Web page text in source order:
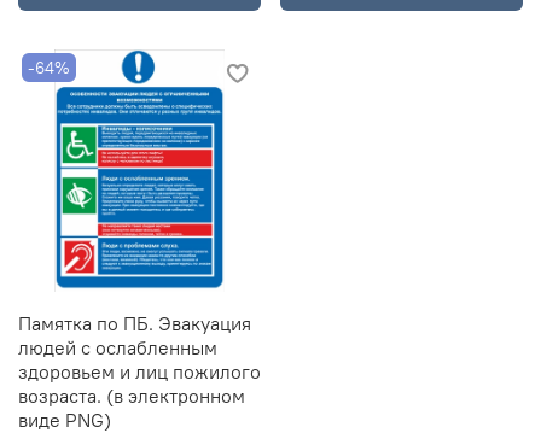
-64%
Памятка по ПБ. Эвакуация
людей с ослабленным
здоровьем и лиц пожилого
возраста. (в электронном
виде PNG)